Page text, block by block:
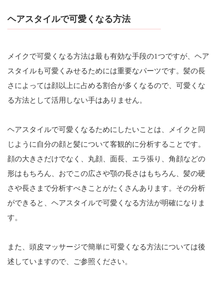
ヘアスタイルで可愛くなる方法
メイクで可愛くなる方法は最も有効な手段の1つですが、ヘア
スタイルも可愛くみせるためには重要なパーツです。髪の長
さによっては顔以上に占める割合が多くなるので、可愛くな
る方法として活用しない手はありません。
ヘアスタイルで可愛くなるためにしたいことは、メイクと同
じように自分の顔と髪について客観的に分析することです。
顔の大きさだけでなく、丸顔、面長、エラ張り、角顔などの
形はもちろん、おでこの広さや顎の長さはもちろん、髪の硬
さや長さまで分析すべきことがたくさんあります。その分析
ができると、ヘアスタイルで可愛くなる方法が明確になりま
す。
また、頭皮マッサージで簡単に可愛くなる方法については後
述していますので、ご参照ください。